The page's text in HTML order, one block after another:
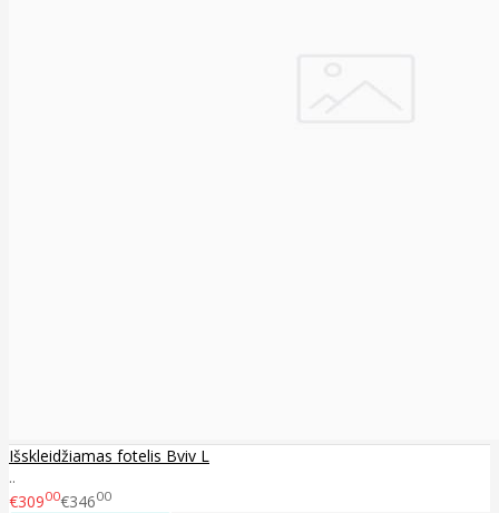
Išskleidžiamas fotelis Bviv L
..
€30900€34600